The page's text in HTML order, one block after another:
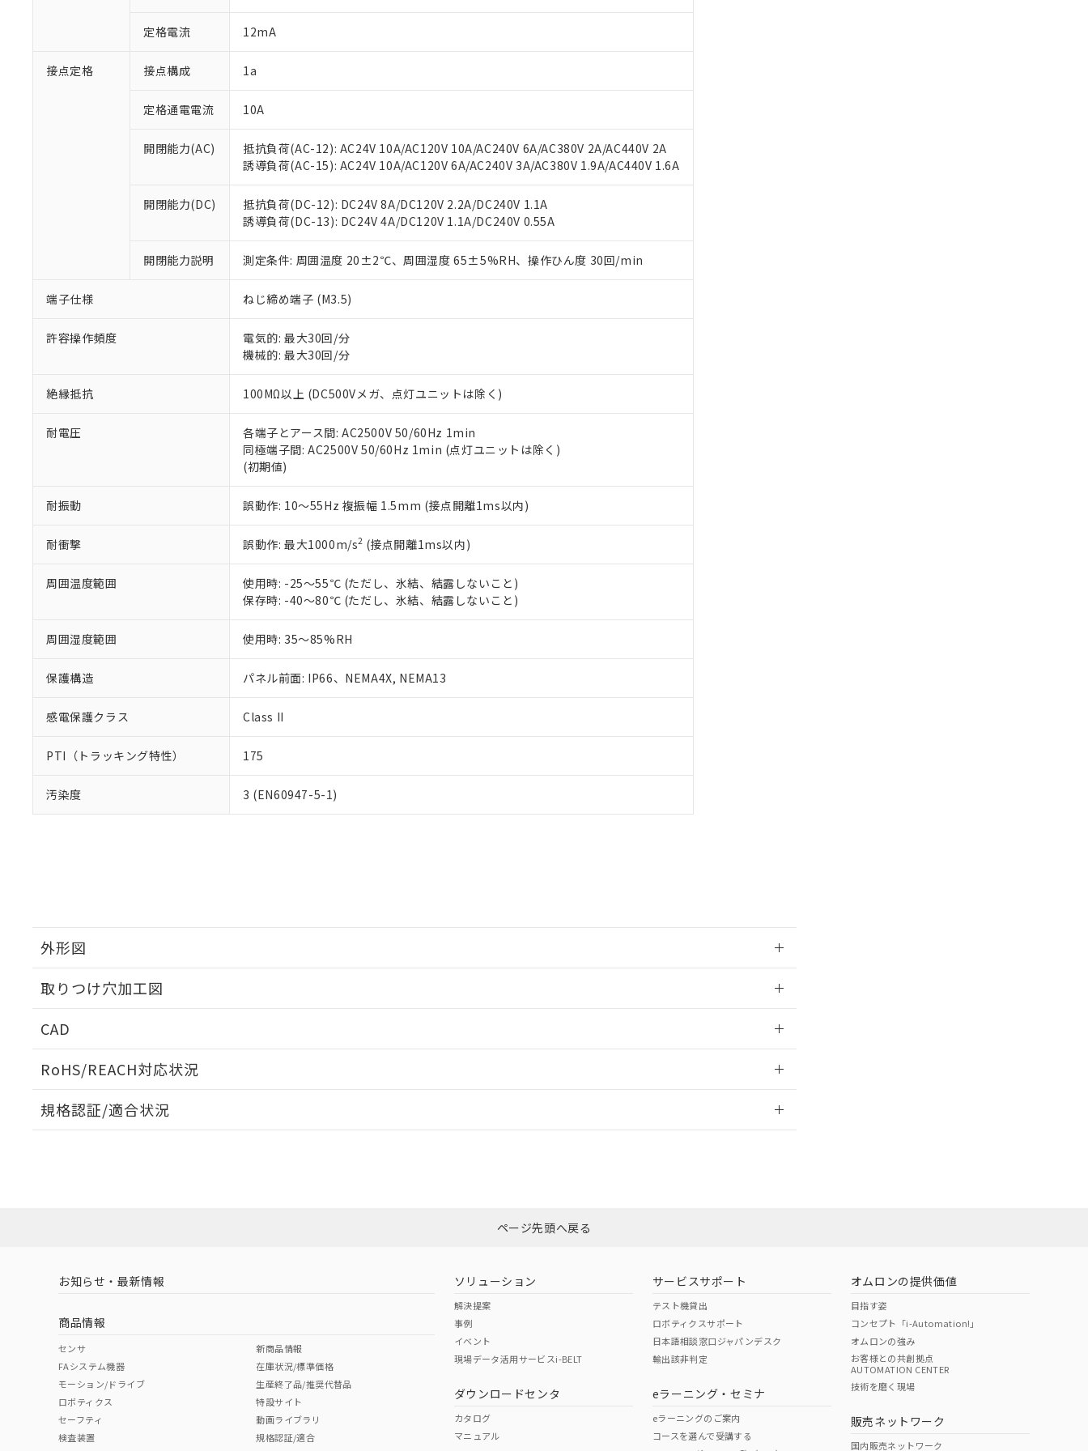
定格電流 12mA
接点定格 接点構成 1a
定格通電電流 10A
開閉能力(AC)
抵抗負荷(AC-12): AC24V 10A/AC120V 10A/AC240V 6A/AC380V 2A/AC440V 2A
誘導負荷(AC-15): AC24V 10A/AC120V 6A/AC240V 3A/AC380V 1.9A/AC440V 1.6A
開閉能力(DC)
抵抗負荷(DC-12): DC24V 8A/DC120V 2.2A/DC240V 1.1A
誘導負荷(DC-13): DC24V 4A/DC120V 1.1A/DC240V 0.55A
開閉能力説明 測定条件: 周囲温度 20±2℃、周囲湿度 65±5%RH、操作ひん度 30回/min
端子仕様 ねじ締め端子 (M3.5)
許容操作頻度
電気的: 最大30回/分
機械的: 最大30回/分
絶縁抵抗 100MΩ以上 (DC500Vメガ、点灯ユニットは除く)
耐電圧
各端子とアース間: AC2500V 50/60Hz 1min
同極端子間: AC2500V 50/60Hz 1min (点灯ユニットは除く)
(初期値)
耐振動 誤動作: 10～55Hz 複振幅 1.5mm (接点開離1ms以内)
耐衝撃 誤動作: 最大1000m/s2 (接点開離1ms以内)
周囲温度範囲
使用時: -25～55℃ (ただし、氷結、結露しないこと)
保存時: -40～80℃ (ただし、氷結、結露しないこと)
周囲湿度範囲 使用時: 35～85%RH
保護構造 パネル前面: IP66、NEMA4X, NEMA13
感電保護クラス Class II
PTI（トラッキング特性） 175
汚染度 3 (EN60947-5-1)
外形図
取りつけ穴加工図
CAD
RoHS/REACH対応状況
EU RoHS 注意事項・凡例
ダウンロードはこちら
中国 RoHS 注意事項・凡例
中国 RoHS表
Pb Hg Cr(VI)
O O
規格認証/適合状況
（イギリス
（ノルウェー
（日本
（アメリカ
この製品の規格認証/適合状況ページへ
その他の認証はこちらのページからご検索ください
以下の条件をお読みいただき、同意のうえご利用ください。
くものです。
在庫状況および標準価格照会結果は、記載している更新日時点での社内データに基づき作成されるも
正式な納期状況および標準価格はお客様のお取引先、またはお客様担当のオムロン制御機器販売店・
当社販売員にご相談ください。
オムロン制御機器販売店や当社販売拠点は「 販売ネットワーク
」をご確認ください。
す。
マイパーツ機能（部品リスト作成サービス）をご利用いただくには、I-Webメンバーズにご登録され
ている必要があります。
お客様が当ウェブサイト上で当社にご登録された部品リストについて、当社および当社の共同利用者
が、当社の製品・サービスに関するお客様との取引・商談に必要な範囲で利用することをご了承くだ
さい。
※当社の共同利用者とは、
*EU RoHS指令（10物質）：
鉛(Pb) 1000ppm以下、 水銀(Hg) 1000ppm以下、 カドミウム(Cd) 100ppm以下、
ル（DBP） 1000ppm以下、フタル酸ジイソブチル (DIBP) 1000ppm以下
フタル酸エステル類の４物質については閾値を超える意図的な使用がないことを確認しています。
※2 対応予定月
※3 非含有証明書ダウンロード
下記の非含有証明書をダウンロードすることができます。
EU RoHS指令（10物質）の非含有証明書
51物質の非含有証明書（当社基準）
※本証明書は発行日時点で非含有を証明するもので、過去に遡って非含有を証明するものではありません。
また、RoHS指令のフタル酸エステル類４物質の対応では、対応完了までの期間は出荷製品に未対応品が
混在することから備考欄に対応日を記載しておりました。
既に当社にて対応品への在庫切替を完了していることから、特段のことがない限り、2022年1月12日よ
り割愛しております。
「○」：最大均質材料含有率が中国RoHSの基準値以下であることを示します。
「×」：最大均質材料含有率が中国RoHSの基準値を超えていることを示します。
「－」：未確認です。当社販売部門へお問い合わせください。
Cr(Ⅵ)(六価クロム) : 1000ppm、 PBBs(ポリ臭化ビフェニル類) : 1000ppm、 PBDEs(ポリ臭化ジフェニルエーテル類) : 1000ppm、
DEHP(フタル酸ビス(2-エチルヘキシル)) : 1000ppm
※2 環境保護使用期限
「ｅ」：有害物質（10物質）のすべてが基準値以下であることを示します。
「10」：通常の使用状況下において有害物質が外部に漏えいし、環境に深刻な影響を及ぼさない年数を意
「－」：未確認です。当社販売部門へお問い合わせください。
う）を輸出または国外への提供する場合は、日本国政府の輸出許可(または役務取引許可)を取得する
当社は規制貨物を破棄する場合は、完全に破砕するなど、違法に輸出されないよう必要な手段を講じ
当社は貴社製品を、核兵器、ミサイル、化学兵器、生物兵器またはその他武器並びにこれらの製造装
置等に一切使用いたしません。
当社は、貴社製品を第三者に販売する場合は、上記1、2および3の内容を当該第三者に通知します。
また当社は、販売先および販売に係わる関係者が違法に輸出するおそれがある場合は、取り引きをい
合意する キャンセル
△ 一定数には満たないが在庫あり
－
在庫なし(最新の在庫状況については、お客様のお取引先、またはお客様担当のオムロン制御
機器販売店・当社販売員にご確認ください)
空
白
受注生産機種、また在庫状況の情報を公開していない機種
ページ先頭へ戻る
お知らせ・最新情報
商品情報
センサ
FAシステム機器
モーション/ドライブ
ロボティクス
セーフティ
検査装置
新商品情報
在庫状況/標準価格
生産終了品/推奨代替品
特設サイト
動画ライブラリ
規格認証/適合
ソリューション
解決提案
事例
イベント
現場データ活用サービスi-BELT
ダウンロードセンタ
カタログ
マニュアル
サービスサポート
テスト機貸出
ロボティクスサポート
日本語相談窓口ジャパンデスク
輸出該非判定
eラーニング・セミナ
eラーニングのご案内
コースを選んで受講する
オムロンの提供価値
目指す姿
コンセプト「i-Automation!」
オムロンの強み
お客様との共創拠点
AUTOMATION CENTER
技術を磨く現場
販売ネットワーク
国内販売ネットワーク